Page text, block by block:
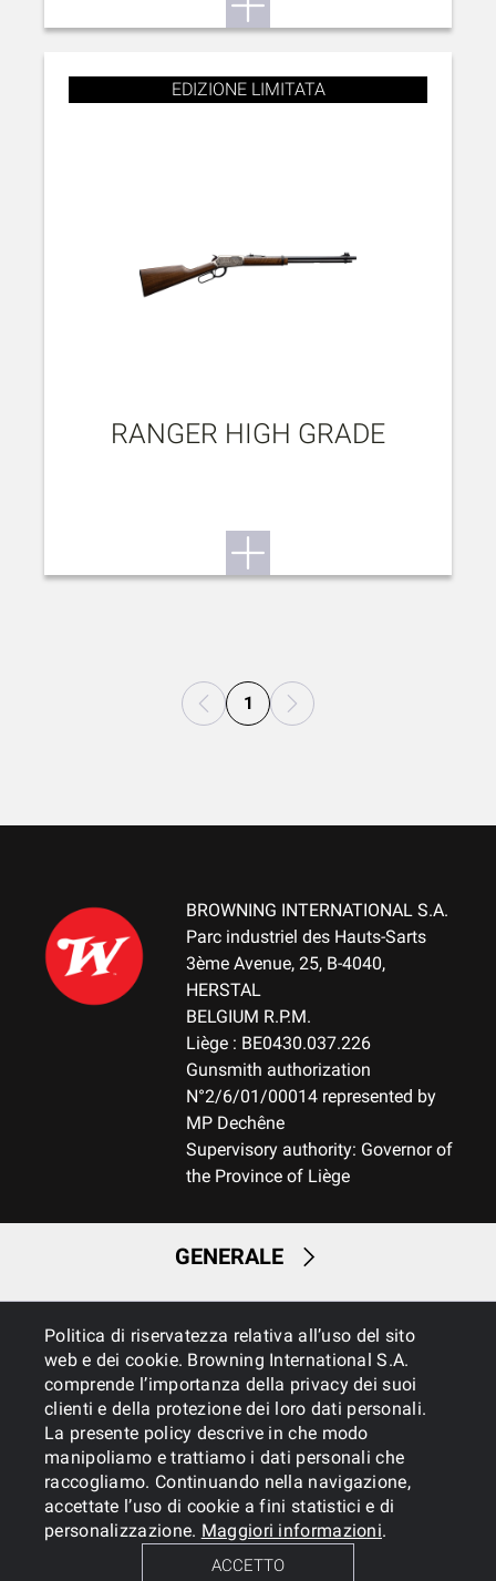
Politica di riservatezza relativa all’uso del sito
web e dei cookie. Browning International S.A.
comprende l’importanza della privacy dei suoi
clienti e della protezione dei loro dati personali.
La presente policy descrive in che modo
manipoliamo e trattiamo i dati personali che
raccogliamo. Continuando nella navigazione,
accettate l’uso di cookie a fini statistici e di
personalizzazione. Maggiori informazioni.
ACCETTO
EDIZIONE LIMITATA
RANGER HIGH GRADE
1
BROWNING INTERNATIONAL S.A.
Parc industriel des Hauts-Sarts
3ème Avenue, 25, B-4040,
HERSTAL
BELGIUM R.P.M.
Liège : BE0430.037.226
Gunsmith authorization
N°2/6/01/00014 represented by
MP Dechêne
Supervisory authority: Governor of
the Province of Liège
GENERALE
SERVIZI
CookiesInformativa sulla privacy